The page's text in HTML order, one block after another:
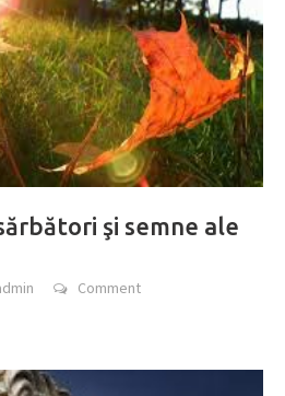
şi semne ale
Comment